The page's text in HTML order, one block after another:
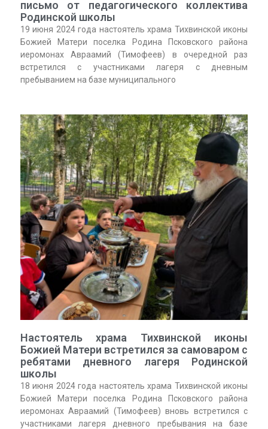
письмо от педагогического коллектива
Родинской школы
19 июня 2024 года настоятель храма Тихвинской иконы
Божией Матери поселка Родина Псковского района
иеромонах Авраамий (Тимофеев) в очередной раз
встретился с участниками лагеря с дневным
пребыванием на базе муниципального
Настоятель храма Тихвинской иконы
Божией Матери встретился за самоваром с
ребятами дневного лагеря Родинской
школы
18 июня 2024 года настоятель храма Тихвинской иконы
Божией Матери поселка Родина Псковского района
иеромонах Авраамий (Тимофеев) вновь встретился с
участниками лагеря дневного пребывания на базе